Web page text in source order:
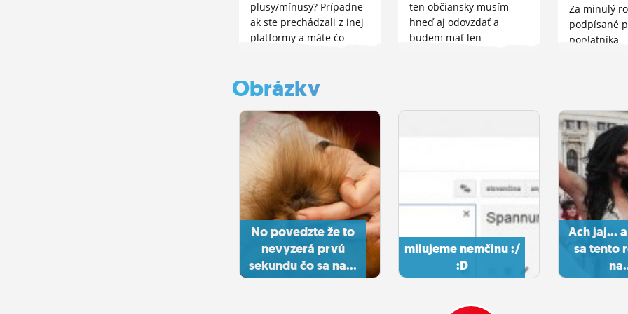
plusy/mínusy? Prípadne
ak ste prechádzali z inej
platformy a máte čo
inou službou?
ten občiansky musím
hneď aj odovzdať a
budem mať len
mojich komplikácií...
Za minulý
podpísané
poplatníka -
Obrázky
No povedzte že to
nevyzerá prvú
sekundu čo sa na...
milujeme nemčinu :/
:D
Ach jaj...
sa tento